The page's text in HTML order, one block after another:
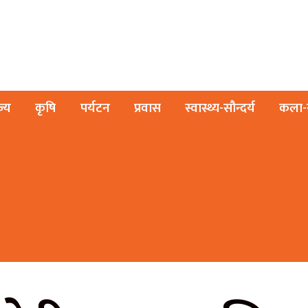
कृषि पर्यटन प्रवास स्वास्थ्य-सौन्दर्य कला-